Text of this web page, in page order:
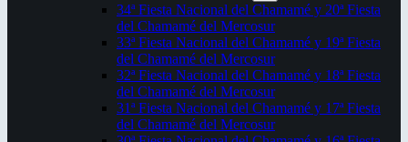
34ª Fiesta Nacional del Chamamé y 20ª Fiesta
del Chamamé del Mercosur
33ª Fiesta Nacional del Chamamé y 19ª Fiesta
del Chamamé del Mercosur
32ª Fiesta Nacional del Chamamé y 18ª Fiesta
del Chamamé del Mercosur
31ª Fiesta Nacional del Chamamé y 17ª Fiesta
del Chamamé del Mercosur